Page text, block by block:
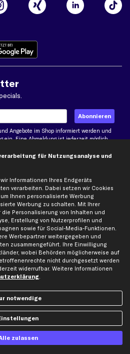
Angebote im Shop informiert werden und
ein. Eine Abmeldung ist jederzeit möglich.
Lastschrift Kreditkarte
dienen nur zu Vergleichszwecken und sind
von Namen, Warenzeichen oder
der Zuordnung unserer Artikel. Die Angaben
sind nicht statthaft. Die Ware bleibt
für Nutzungsanalyse und
Informationen Ihres Endgeräts
verarbeiten. Dabei setzen wir Cookies
Ihnen personalisierte Werbung
Werbung zu schalten. Mit Ihrer
Personalisierung von Inhalten und
Erstellung von Nutzerprofilen und
sowie für Social-Media-Funktionen.
Werbepartner weitergegeben und
zusammengeführt. Ihre Einwilligung
wobei Behörden möglicherweise auf
nicht durchgesetzt werden
widerrufbar. Weitere Informationen
.
notwendige
zulassen